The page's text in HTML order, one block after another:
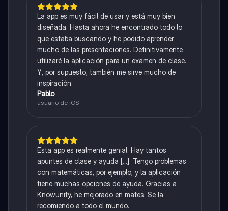
La app es muy fácil de usar y está muy bien
diseñada. Hasta ahora he encontrado todo lo
que estaba buscando y he podido aprender
mucho de las presentaciones. Definitivamente
utilizaré la aplicación para un examen de clase.
Y, por supuesto, también me sirve mucho de
inspiración.
Pablo
usuario de iOS
Esta app es realmente genial. Hay tantos
apuntes de clase y ayuda [...]. Tengo problemas
con matemáticas, por ejemplo, y la aplicación
tiene muchas opciones de ayuda. Gracias a
Knowunity, he mejorado en mates. Se la
recomiendo a todo el mundo.